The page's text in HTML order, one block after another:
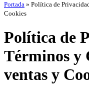
Portada » Política de
Cookies
Política de
Términos y
ventas y